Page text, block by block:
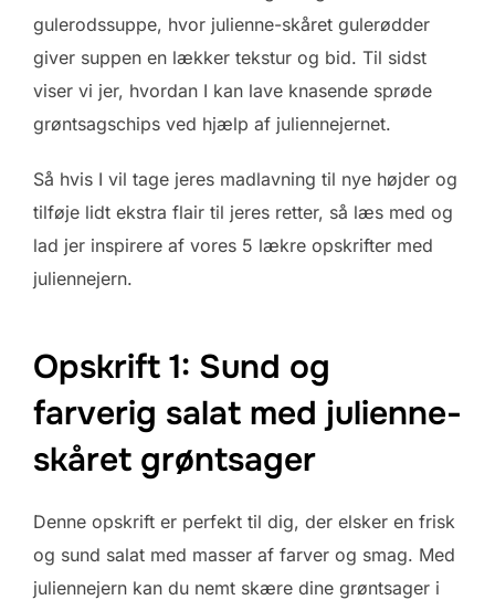
gulerodssuppe, hvor julienne-skåret gulerødder
giver suppen en lækker tekstur og bid. Til sidst
viser vi jer, hvordan I kan lave knasende sprøde
grøntsagschips ved hjælp af juliennejernet.
Så hvis I vil tage jeres madlavning til nye højder og
tilføje lidt ekstra flair til jeres retter, så læs med og
lad jer inspirere af vores 5 lækre opskrifter med
juliennejern.
Opskrift 1: Sund og
farverig salat med julienne-
skåret grøntsager
Denne opskrift er perfekt til dig, der elsker en frisk
og sund salat med masser af farver og smag. Med
juliennejern kan du nemt skære dine grøntsager i